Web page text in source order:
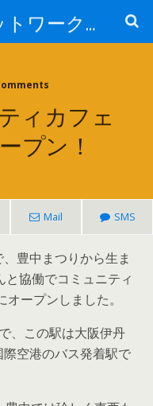
fjc福祉住環境ネットワーク会議
ィカフェ
ープン！
Mail SMS
豊中まつりから生ま
協働でコミュニティ
ープンしました。
、この駅は大阪伊丹
空港のバス発着駅で